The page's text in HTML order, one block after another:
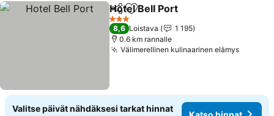
Jaa Lisää suosikkeihin
Hotel Bell Port
3 Tähtiluokitus
8,6 Loistava
1 195
0.6 km rannalle
Välimerellinen kulinaarinen elämys
Valitse päivät nähdäksesi tarkat hinnat